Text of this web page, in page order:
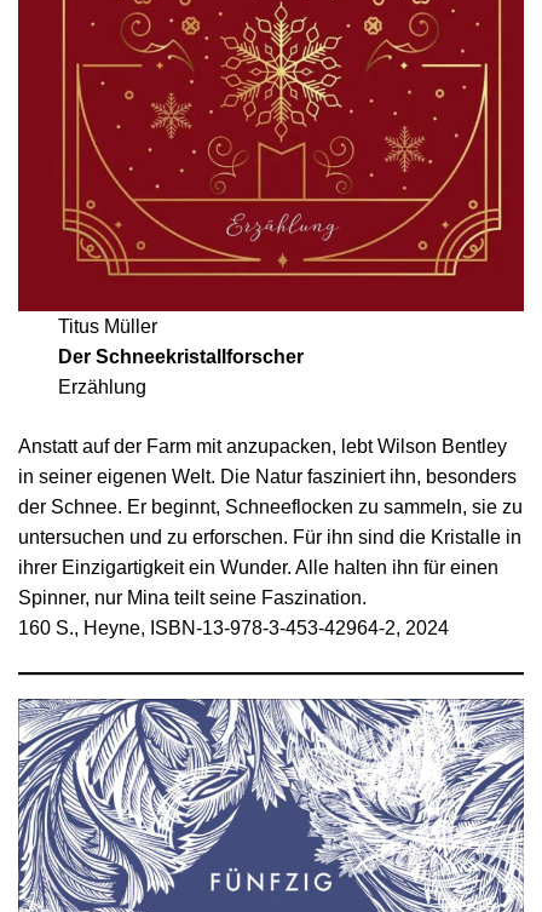
Titus Müller
Der Schneekristallforscher
Erzählung
Anstatt auf der Farm mit anzupacken, lebt Wilson Bentley
in seiner eigenen Welt. Die Natur fasziniert ihn, besonders
der Schnee. Er beginnt, Schneeflocken zu sammeln, sie zu
untersuchen und zu erforschen. Für ihn sind die Kristalle in
ihrer Einzigartigkeit ein Wunder. Alle halten ihn für einen
Spinner, nur Mina teilt seine Faszination.
160 S., Heyne, ISBN-13-978-3-453-42964-2, 2024